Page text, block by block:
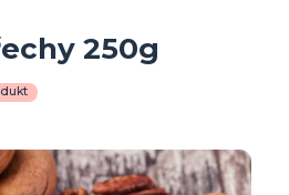
250g